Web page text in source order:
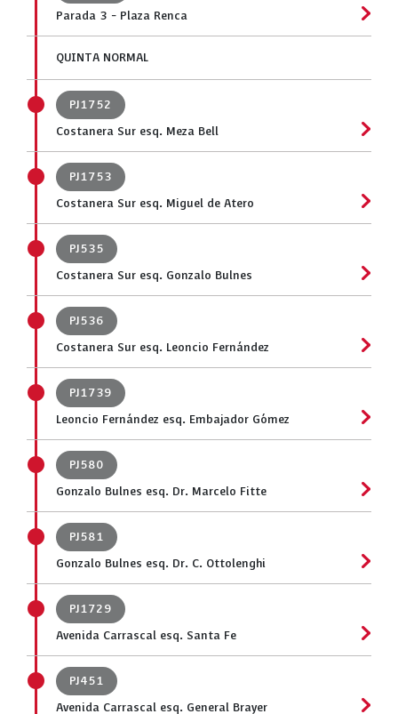
Parada 3 - Plaza Renca
QUINTA NORMAL
PJ1752
Costanera Sur esq. Meza Bell
PJ1753
Costanera Sur esq. Miguel de Atero
PJ535
Costanera Sur esq. Gonzalo Bulnes
PJ536
Costanera Sur esq. Leoncio Fernández
PJ1739
Leoncio Fernández esq. Embajador Gómez
PJ580
Gonzalo Bulnes esq. Dr. Marcelo Fitte
PJ581
Gonzalo Bulnes esq. Dr. C. Ottolenghi
PJ1729
Avenida Carrascal esq. Santa Fe
PJ451
Avenida Carrascal esq. General Brayer